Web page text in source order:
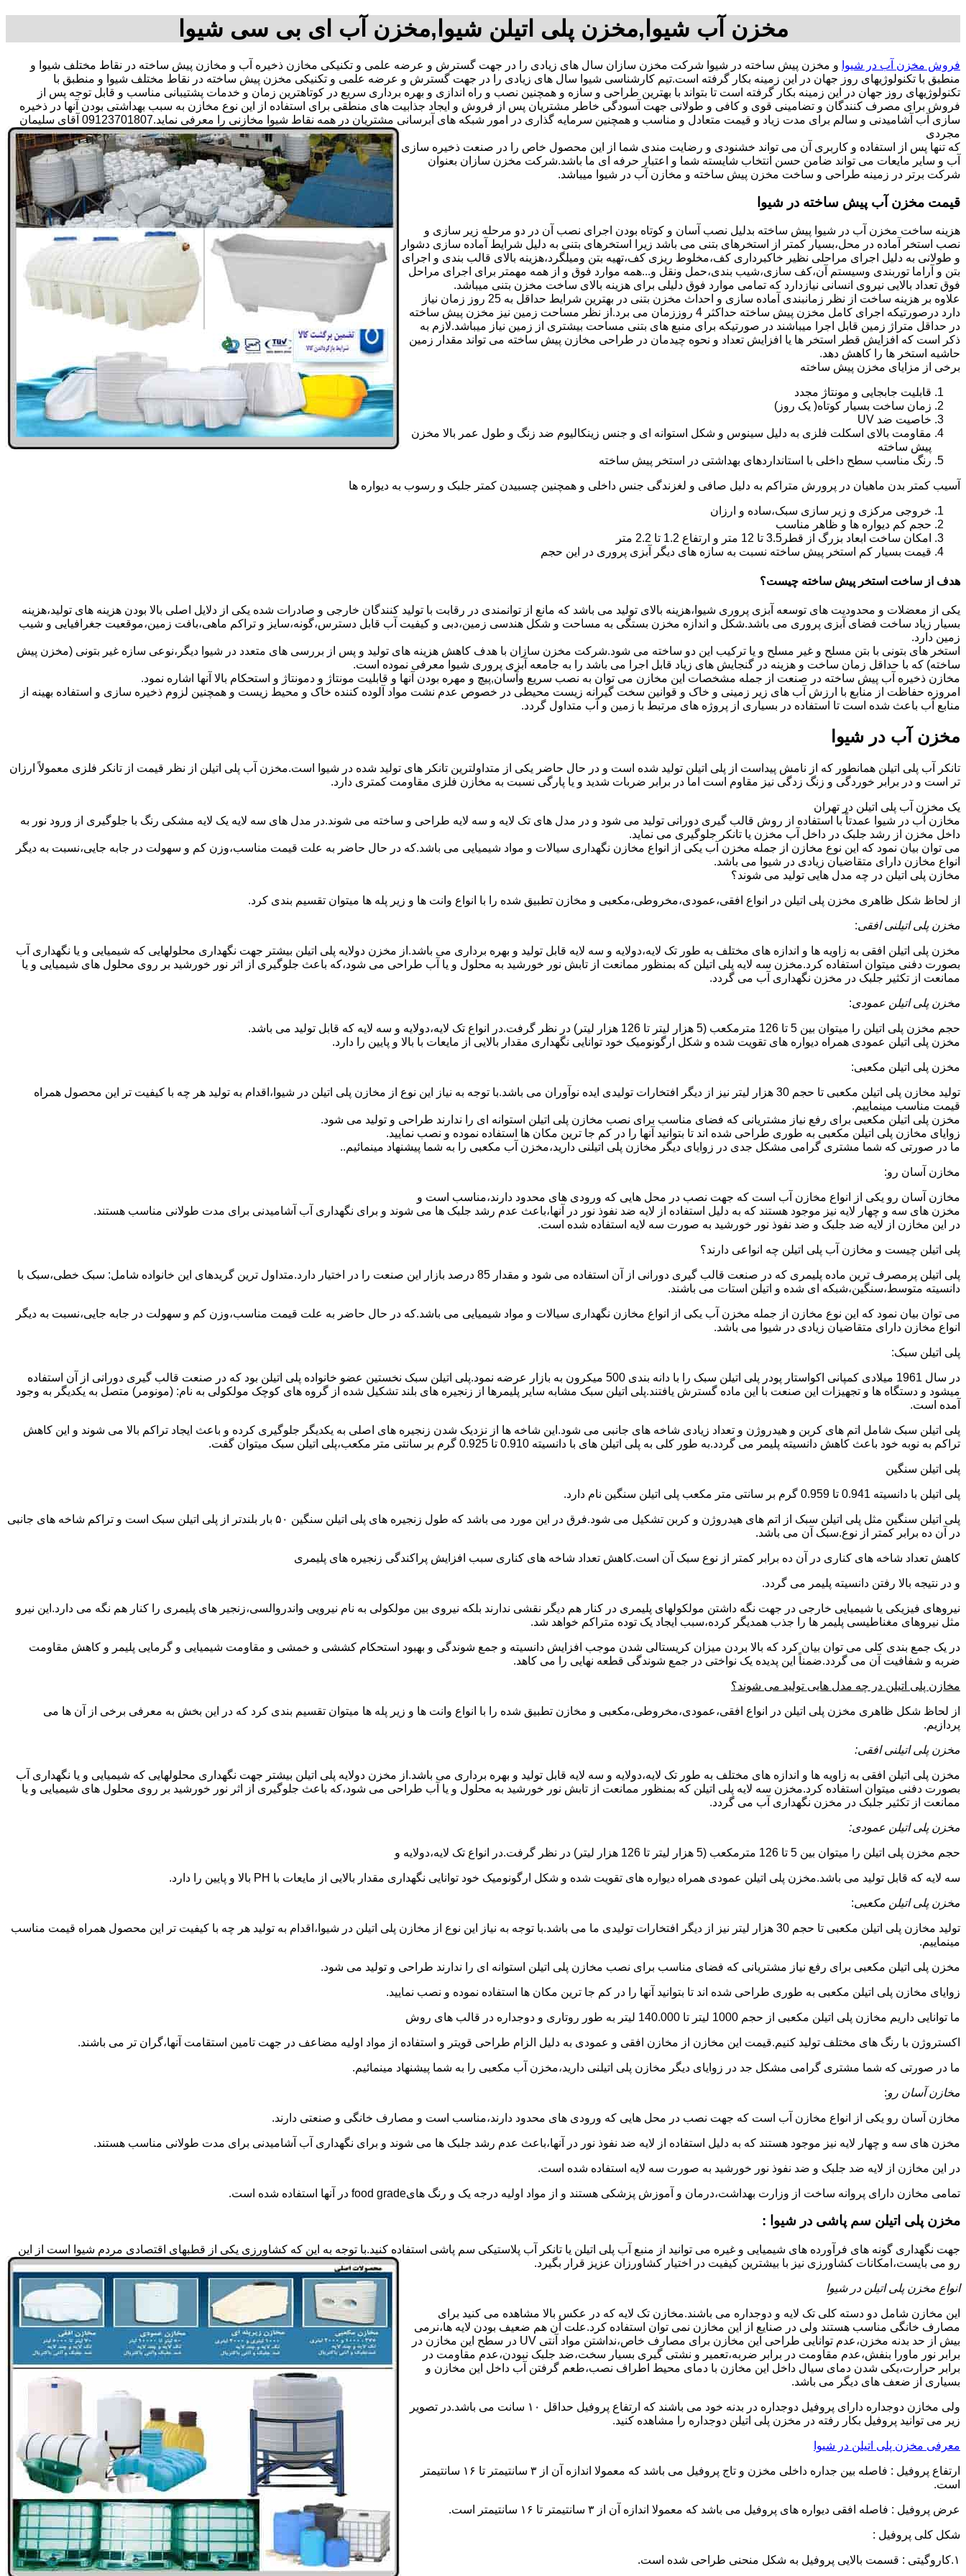
مخزن آب شیوا,مخزن پلی اتیلن شیوا,مخزن آب ای بی سی شیوا
فروش مخزن آب در شیوا و مخزن پیش ساخته در شیوا شرکت مخزن سازان سال های زیادی را در جهت گسترش و عرضه علمی و تکنیکی مخازن ذخیره آب و مخازن پیش ساخته در نقاط مختلف شیوا و
منطبق با تکنولوژیهای روز جهان در این زمینه بکار گرفته است.تیم کارشناسی شیوا سال های زیادی را در جهت گسترش و عرضه علمی و تکنیکی مخزن پیش ساخته در نقاط مختلف شیوا و منطبق با
تکنولوژیهای روز جهان در این زمینه بکار گرفته است تا بتواند با بهترین طراحی و سازه و همچنین نصب و راه اندازی و بهره برداری سریع در کوتاهترین زمان و خدمات پشتیبانی مناسب و قابل توجه پس از
فروش برای مصرف کنندگان و تضامینی قوی و کافی و طولانی جهت آسودگی خاطر مشتریان پس از فروش و ایجاد جذابیت های منطقی برای استفاده از این نوع مخازن به سبب بهداشتی بودن آنها در ذخیره
سازی آب آشامیدنی و سالم برای مدت زیاد و قیمت متعادل و مناسب و همچنین سرمایه گذاری در امور شبکه های آبرسانی مشتریان در همه نقاط شیوا مخازنی را معرفی نماید.09123701807 آقای سلیمان
مجردی
که تنها پس از استفاده و کاربری آن می تواند خشنودی و رضایت مندی شما از این محصول خاص را در صنعت ذخیره سازی
آب و سایر مایعات می تواند ضامن حسن انتخاب شایسته شما و اعتبار حرفه ای ما باشد.شرکت مخزن سازان بعنوان
شرکت برتر در زمینه طراحی و ساخت مخزن پیش ساخته و مخازن آب در شیوا میباشد.
قیمت مخزن آب پیش ساخته در شیوا
هزینه ساخت مخزن آب در شیوا پیش ساخته بدلیل نصب آسان و کوتاه بودن اجرای نصب آن در دو مرحله زیر سازی و
نصب استخر آماده در محل،بسیار کمتر از استخرهای بتنی می باشد زیرا استخرهای بتنی به دلیل شرایط آماده سازی دشوار
و طولانی به دلیل اجرای مراحلی نظیر خاکبرداری کف،مخلوط ریزی کف،تهیه بتن ومیلگرد،هزینه بالای قالب بندی و اجرای
بتن و آراما توربندی وسیستم آن،کف سازی،شیب بندی،حمل ونقل و...همه موارد فوق و از همه مهمتر برای اجرای مراحل
فوق تعداد بالایی نیروی انسانی نیازدارد که تمامی موارد فوق دلیلی برای هزینه بالای ساخت مخزن بتنی میباشد.
علاوه بر هزینه ساخت از نظر زمانبندی آماده سازی و احداث مخزن بتنی در بهترین شرایط حداقل به 25 روز زمان نیاز
دارد درصورتیکه اجرای کامل مخزن پیش ساخته حداکثر 4 روززمان می برد.از نظر مساحت زمین نیز مخزن پیش ساخته
در حداقل متراژ زمین قابل اجرا میباشند در صورتیکه برای منبع های بتنی مساحت بیشتری از زمین نیاز میباشد.لازم به
ذکر است که افزایش قطر استخر ها یا افزایش تعداد و نحوه چیدمان در طراحی مخازن پیش ساخته می تواند مقدار زمین
حاشیه استخر ها را کاهش دهد.
برخی از مزایای مخزن پیش ساخته
قابلیت جابجایی و مونتاژ مجدد
زمان ساخت بسیار کوتاه( یک روز)
خاصیت ضد UV
مقاومت بالای اسکلت فلزی به دلیل سینوس و شکل استوانه ای و جنس زینکالیوم ضد زنگ و طول عمر بالا مخزن
پیش ساخته
رنگ مناسب سطح داخلی با استانداردهای بهداشتی در استخر پیش ساخته
آسیب کمتر بدن ماهیان در پرورش متراکم به دلیل صافی و لغزندگی جنس داخلی و همچنین چسبیدن کمتر جلبک و رسوب به دیواره ها
خروجی مرکزی و زیر سازی سبک،ساده و ارزان
حجم کم دیواره ها و ظاهر مناسب
امکان ساخت ابعاد بزرگ از قطر3.5 تا 12 متر و ارتفاع 1.2 تا 2.2 متر
قیمت بسیار کم استخر پیش ساخته نسبت به سازه های دیگر آبزی پروری در این حجم
هدف از ساخت استخر پیش ساخته چیست؟
یکی از معضلات و محدودیت های توسعه آبزی پروری شیوا،هزینه بالای تولید می باشد که مانع از توانمندی در رقابت با تولید کنندگان خارجی و صادرات شده یکی از دلایل اصلی بالا بودن هزینه های تولید،هزینه
بسیار زیاد ساخت فضای آبزی پروری می باشد.شکل و اندازه مخزن بستگی به مساحت و شکل هندسی زمین،دبی و کیفیت آب قابل دسترس،گونه،سایز و تراکم ماهی،بافت زمین،موقعیت جغرافیایی و شیب
زمین دارد.
استخر های بتونی با بتن مسلح و غیر مسلح و یا ترکیب این دو ساخته می شود.شرکت مخزن سازان با هدف کاهش هزینه های تولید و پس از بررسی های متعدد در شیوا دیگر،نوعی سازه غیر بتونی (مخزن پیش
ساخته) که با حداقل زمان ساخت و هزینه در گنجایش های زیاد قابل اجرا می باشد را به جامعه آبزی پروری شیوا معرفی نموده است.
مخازن ذخیره آب پیش ساخته در صنعت از جمله مشخصات این مخازن می توان به نصب سریع وآسان,پیچ و مهره بودن آنها و قابلیت مونتاژ و دمونتاژ و استحکام بالا آنها اشاره نمود.
امروزه حفاظت از منابع با ارزش آب های زیر زمینی و خاک و قوانین سخت گیرانه زیست محیطی در خصوص عدم نشت مواد آلوده کننده خاک و محیط زیست و همچنین لزوم ذخیره سازی و استفاده بهینه از
منابع آب باعث شده است تا استفاده در بسیاری از پروژه های مرتبط با زمین و آب متداول گردد.
مخزن آب در شیوا
تانکر آب پلی اتیلن همانطور که از نامش پیداست از پلی اتیلن تولید شده است و در حال حاضر یکی از متداولترین تانکر های تولید شده در شیوا است.مخزن آب پلی اتیلن از نظر قیمت از تانکر فلزی معمولاً ارزان
تر است و در برابر خوردگی و زنگ زدگی نیز مقاوم است اما در برابر ضربات شدید و یا پارگی نسبت به مخازن فلزی مقاومت کمتری دارد.
یک مخزن آب پلی اتیلن در تهران
مخازن آب در شیوا عمدتاً با استفاده از روش قالب گیری دورانی تولید می شود و در مدل های تک لایه و سه لایه طراحی و ساخته می شوند.در مدل های سه لایه یک لایه مشکی رنگ با جلوگیری از ورود نور به
داخل مخزن از رشد جلبک در داخل آب مخزن یا تانکر جلوگیری می نماید.
می توان بیان نمود که این نوع مخازن از جمله مخزن آب یکی از انواع مخازن نگهداری سیالات و مواد شیمیایی می باشد.که در حال حاضر به علت قیمت مناسب،وزن کم و سهولت در جابه جایی،نسبت به دیگر
انواع مخازن دارای متقاضیان زیادی در شیوا می باشد.
مخازن پلی اتیلن در چه مدل هایی تولید می شوند؟
از لحاظ شکل ظاهری مخزن پلی اتیلن در انواع افقی،عمودی،مخروطی،مکعبی و مخازن تطبیق شده را با انواع وانت ها و زیر پله ها میتوان تقسیم بندی کرد.
مخزن پلی اتیلنی افقی:
مخزن پلی اتیلن افقی به زاویه ها و اندازه های مختلف به طور تک لایه،دولایه و سه لایه قابل تولید و بهره برداری می باشد.از مخزن دولایه پلی اتیلن بیشتر جهت نگهداری محلولهایی که شیمیایی و یا نگهداری آب
بصورت دفنی میتوان استفاده کرد.مخزن سه لایه پلی اتیلن که بمنظور ممانعت از تابش نور خورشید به محلول و یا آب طراحی می شود،که باعث جلوگیری از اثر نور خورشید بر روی محلول های شیمیایی و یا
ممانعت از تکثیر جلبک در مخزن نگهداری آب می گردد.
مخزن پلی اتیلن عمودی:
حجم مخزن پلی اتیلن را میتوان بین 5 تا 126 مترمکعب (5 هزار لیتر تا 126 هزار لیتر) در نظر گرفت.در انواع تک لایه،دولایه و سه لایه که قابل تولید می باشد.
مخزن پلی اتیلن عمودی همراه دیواره های تقویت شده و شکل ارگونومیک خود توانایی نگهداری مقدار بالایی از مایعات با بالا و پایین را دارد.
مخزن پلی اتیلن مکعبی:
تولید مخازن پلی اتیلن مکعبی تا حجم 30 هزار لیتر نیز از دیگر افتخارات تولیدی ایده نوآوران می باشد.با توجه به نیاز این نوع از مخازن پلی اتیلن در شیوا،اقدام به تولید هر چه با کیفیت تر این محصول همراه
قیمت مناسب مینماییم.
مخزن پلی اتیلن مکعبی برای رفع نیاز مشتریانی که فضای مناسب برای نصب مخازن پلی اتیلن استوانه ای را ندارند طراحی و تولید می شود.
زوایای مخازن پلی اتیلن مکعبی به طوری طراحی شده اند تا بتوانید آنها را در کم جا ترین مکان ها استفاده نموده و نصب نمایید.
ما در صورتی که شما مشتری گرامی مشکل جدی در زوایای دیگر مخازن پلی اتیلنی دارید،مخزن آب مکعبی را به شما پیشنهاد مینمائیم..
مخازن آسان رو:
مخازن آسان رو یکی از انواع مخازن آب است که جهت نصب در محل هایی که ورودی های محدود دارند،مناسب است و
مخزن های سه و چهار لایه نیز موجود هستند که به دلیل استفاده از لایه ضد نفوذ نور در آنها،باعث عدم رشد جلبک ها می شوند و برای نگهداری آب آشامیدنی برای مدت طولانی مناسب هستند.
در این مخازن از لایه ضد جلبک و ضد نفوذ نور خورشید به صورت سه لایه استفاده شده است.
پلی اتیلن چیست و مخازن آب پلی اتیلن چه انواعی دارند؟
پلی اتیلن پرمصرف ترین ماده پلیمری که در صنعت قالب گیری دورانی از آن استفاده می شود و مقدار 85 درصد بازار این صنعت را در اختیار دارد.متداول ترین گریدهای این خانواده شامل: سبک خطی،سبک با
دانسیته متوسط،سنگین،شبکه ای شده و اتیلن استات می باشند.
می توان بیان نمود که این نوع مخازن از جمله مخزن آب یکی از انواع مخازن نگهداری سیالات و مواد شیمیایی می باشد.که در حال حاضر به علت قیمت مناسب،وزن کم و سهولت در جابه جایی،نسبت به دیگر
انواع مخازن دارای متقاضیان زیادی در شیوا می باشد.
پلی اتیلن سبک:
در سال 1961 میلادی کمپانی اکواستار پودر پلی اتیلن سبک را با دانه بندی 500 میکرون به بازار عرضه نمود.پلی اتیلن سبک نخستین عضو خانواده پلی اتیلن بود که در صنعت قالب گیری دورانی از آن استفاده
میشود و دستگاه ها و تجهیزات این صنعت با این ماده گسترش یافتند.پلی اتیلن سبک مشابه سایر پلیمرها از زنجیره های بلند تشکیل شده از گروه های کوچک مولکولی به نام: (مونومر) متصل به یکدیگر به وجود
آمده است.
پلی اتیلن سبک شامل اتم های کربن و هیدروژن و تعداد زیادی شاخه های جانبی می شود.این شاخه ها از نزدیک شدن زنجیره های اصلی به یکدیگر جلوگیری کرده و باعث ایجاد تراکم بالا می شوند و این کاهش
تراکم به نوبه خود باعث کاهش دانسیته پلیمر می گردد.به طور کلی به پلی اتیلن های با دانسیته 0.910 تا 0.925 گرم بر سانتی متر مکعب،پلی اتیلن سبک میتوان گفت.
پلی اتیلن سنگین
پلی اتیلن با دانسیته 0.941 تا 0.959 گرم بر سانتی متر مکعب پلی اتیلن سنگین نام دارد.
پلی اتیلن سنگین مثل پلی اتیلن سبک از اتم های هیدروژن و کربن تشکیل می شود.فرق در این مورد می باشد که طول زنجیره های پلی اتیلن سنگین ۵۰ بار بلندتر از پلی اتیلن سبک است و تراکم شاخه های جانبی
در آن ده برابر کمتر از نوع.سبک آن می باشد.
کاهش تعداد شاخه های کناری در آن ده برابر کمتر از نوع سبک آن است.کاهش تعداد شاخه های کناری سبب افزایش پراکندگی زنجیره های پلیمری
و در نتیجه بالا رفتن دانسیته پلیمر می گردد.
نیروهای فیزیکی یا شیمیایی خارجی در جهت نگه داشتن مولکولهای پلیمری در کنار هم دیگر نقشی ندارند بلکه نیروی بین مولکولی به نام نیرویی واندروالسی،زنجیر های پلیمری را کنار هم نگه می دارد.این نیرو
مثل نیروهای مغناطیسی پلیمر ها را جذب همدیگر کرده،سبب ایجاد یک توده متراکم خواهد شد.
در یک جمع بندی کلی می توان بیان کرد که بالا بردن میزان کریستالی شدن موجب افزایش دانسیته و جمع شوندگی و بهبود استحکام کششی و خمشی و مقاومت شیمیایی و گرمایی پلیمر و کاهش مقاومت
ضربه و شفافیت آن می گردد.ضمناً این پدیده یک نواختی در جمع شوندگی قطعه نهایی را می کاهد.
مخازن پلی اتیلن در چه مدل هایی تولید می شوند؟
از لحاظ شکل ظاهری مخزن پلی اتیلن در انواع افقی،عمودی،مخروطی،مکعبی و مخازن تطبیق شده را با انواع وانت ها و زیر پله ها میتوان تقسیم بندی کرد که در این بخش به معرفی برخی از آن ها می
پردازیم.
مخزن پلی اتیلنی افقی:
مخزن پلی اتیلن افقی به زاویه ها و اندازه های مختلف به طور تک لایه،دولایه و سه لایه قابل تولید و بهره برداری می باشد.از مخزن دولایه پلی اتیلن بیشتر جهت نگهداری محلولهایی که شیمیایی و یا نگهداری آب
بصورت دفنی میتوان استفاده کرد.مخزن سه لایه پلی اتیلن که بمنظور ممانعت از تابش نور خورشید به محلول و یا آب طراحی می شود،که باعث جلوگیری از اثر نور خورشید بر روی محلول های شیمیایی و یا
ممانعت از تکثیر جلبک در مخزن نگهداری آب می گردد.
مخزن پلی اتیلن عمودی:
حجم مخزن پلی اتیلن را میتوان بین 5 تا 126 مترمکعب (5 هزار لیتر تا 126 هزار لیتر) در نظر گرفت.در انواع تک لایه،دولایه و
سه لایه که قابل تولید می باشد.مخزن پلی اتیلن عمودی همراه دیواره های تقویت شده و شکل ارگونومیک خود توانایی نگهداری مقدار بالایی از مایعات با PH بالا و پایین را دارد.
مخزن پلی اتیلن مکعبی:
تولید مخازن پلی اتیلن مکعبی تا حجم 30 هزار لیتر نیز از دیگر افتخارات تولیدی ما می باشد.با توجه به نیاز این نوع از مخازن پلی اتیلن در شیوا،اقدام به تولید هر چه با کیفیت تر این محصول همراه قیمت مناسب
مینماییم.
مخزن پلی اتیلن مکعبی برای رفع نیاز مشتریانی که فضای مناسب برای نصب مخازن پلی اتیلن استوانه ای را ندارند طراحی و تولید می شود.
زوایای مخازن پلی اتیلن مکعبی به طوری طراحی شده اند تا بتوانید آنها را در کم جا ترین مکان ها استفاده نموده و نصب نمایید.
ما توانایی داریم مخازن پلی اتیلن مکعبی از حجم 1000 لیتر تا 140.000 لیتر به طور روتاری و دوجداره در قالب های روش
اکستروژن با رنگ های مختلف تولید کنیم.قیمت این مخازن از مخازن افقی و عمودی به دلیل الزام طراحی قویتر و استفاده از مواد اولیه مضاعف در جهت تامین استقامت آنها،گران تر می باشند.
ما در صورتی که شما مشتری گرامی مشکل جد در زوایای دیگر مخازن پلی اتیلنی دارید،مخزن آب مکعبی را به شما پیشنهاد مینمائیم.
مخازن آسان رو:
مخازن آسان رو یکی از انواع مخازن آب است که جهت نصب در محل هایی که ورودی های محدود دارند،مناسب است و مصارف خانگی و صنعتی دارند.
مخزن های سه و چهار لایه نیز موجود هستند که به دلیل استفاده از لایه ضد نفوذ نور در آنها،باعث عدم رشد جلبک ها می شوند و برای نگهداری آب آشامیدنی برای مدت طولانی مناسب هستند.
در این مخازن از لایه ضد جلبک و ضد نفوذ نور خورشید به صورت سه لایه استفاده شده است.
تمامی مخازن دارای پروانه ساخت از وزارت بهداشت،درمان و آموزش پزشکی هستند و از مواد اولیه درجه یک و رنگ هایfood grade در آنها استفاده شده است.
مخزن پلی اتیلن سم پاشی در شیوا :
جهت نگهداری گونه های فرآورده های شیمیایی و غیره می توانید از منبع آب پلی اتیلن یا تانکر آب پلاستیکی سم پاشی استفاده کنید.با توجه به این که کشاورزی یکی از قطبهای اقتصادی مردم شیوا است از این
رو می بایست،امکانات کشاورزی نیز با بیشترین کیفیت در اختیار کشاورزان عزیز قرار بگیرد.
انواع مخزن پلی اتیلن در شیوا
این مخازن شامل دو دسته کلی تک لایه و دوجداره می باشند.مخازن تک لایه که در عکس بالا مشاهده می کنید برای
مصارف خانگی مناسب هستند ولی در صنایع از این مخازن نمی توان استفاده کرد.علت آن هم ضعیف بودن لایه ها،نرمی
بیش از حد بدنه مخزن،عدم توانایی طراحی این مخازن برای مصارف خاص،نداشتن مواد آنتی UV در سطح این مخازن در
برابر نور ماورا بنفش،عدم مقاومت در برابر ضربه،تعمیر و نشتی گیری بسیار سخت،ضد جلبک نبودن،عدم مقاومت در
برابر حرارت،یکی شدن دمای سیال داخل این مخازن با دمای محیط اطراف نصب،طعم گرفتن آب داخل این مخازن و
بسیاری از ضعف های دیگر می باشد.
ولی مخازن دوجداره دارای پروفیل دوجداره در بدنه خود می باشند که ارتفاع پروفیل حداقل ۱۰ سانت می باشد.در تصویر
زیر می توانید پروفیل بکار رفته در مخزن پلی اتیلن دوجداره را مشاهده کنید.
معرفی مخزن پلی اتیلن در شیوا
ارتفاع پروفیل : فاصله بین جداره داخلی مخزن و تاج پروفیل می باشد که معمولا اندازه آن از ۳ سانتیمتر تا ۱۶ سانتیمتر
است.
عرض پروفیل : فاصله افقی دیواره های پروفیل می باشد که معمولا اندازه آن از ۳ سانتیمتر تا ۱۶ سانتیمتر است.
شکل کلی پروفیل :
۱.کاروگیتی : قسمت بالایی پروفیل به شکل منحنی طراحی شده است.